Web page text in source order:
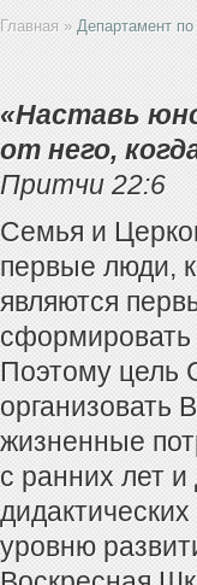
Главная » Департамент
«Наставь
от него,
Притчи 22:6
Семья и
первые люди,
являются
Поэтому цель
организовать
жизненные
с ранних лет
уровню